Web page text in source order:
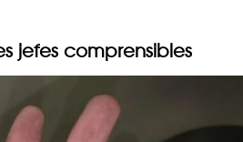
jefes comprensibles